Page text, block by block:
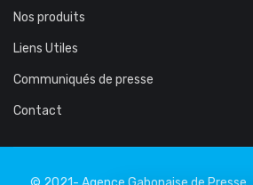
Nos produits
Liens Utiles
Communiqués de presse
Contact